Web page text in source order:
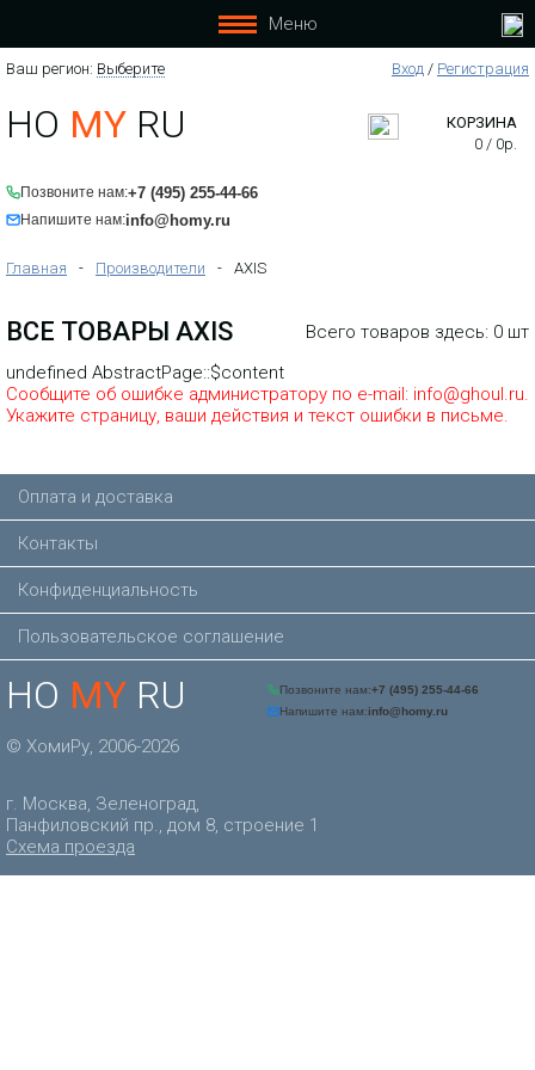
Меню
Ваш регион: Выберите Вход / Регистрация
HO MY RU
Позвоните нам:+7 (495) 255-44-66
Напишите нам:info@homy.ru
КОРЗИНА
0 / 0р.
Главная - Производители - AXIS
ВСЕ ТОВАРЫ AXIS
Всего товаров здесь: 0 шт
undefined AbstractPage::$content
Сообщите об ошибке администратору по e-mail: info@ghoul.ru.
Укажите страницу, ваши действия и текст ошибки в письме.
HO MY RU
© ХомиРу, 2006-2026
г. Москва, Зеленоград,
Панфиловский пр., дом 8, строение 1
Схема проезда
Оплата и доставка
Контакты
Конфиденциальность
Пользовательское соглашение